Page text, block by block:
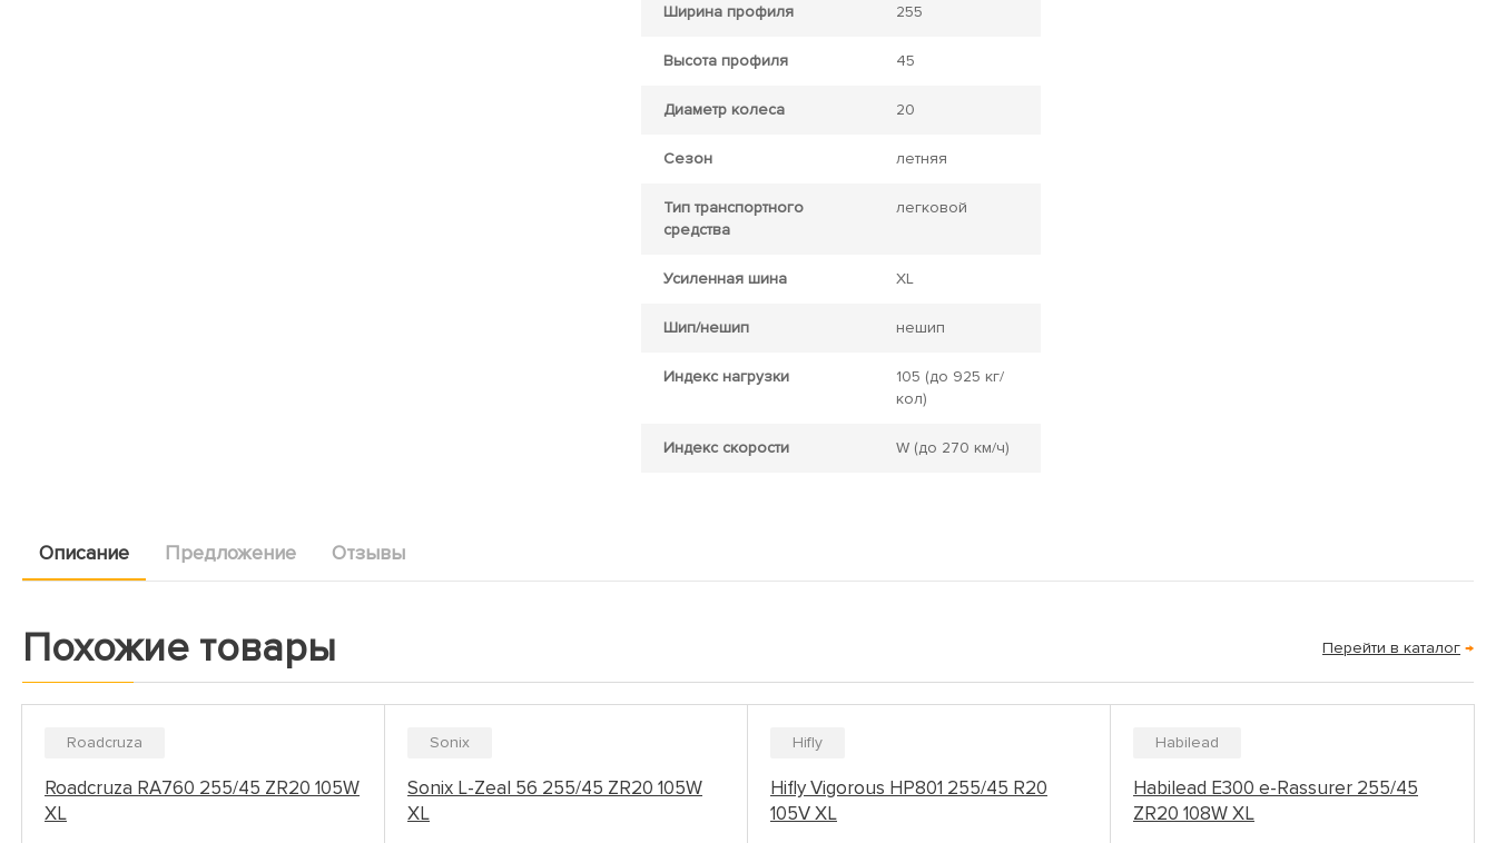
Ширина профиля 255
Высота профиля 45
Диаметр колеса 20
Сезон летняя
Тип транспортного
средства
легковой
Усиленная шина XL
Шип/нешип нешип
Индекс нагрузки 105 (до 925 кг/
кол)
Индекс скорости W(до 270 км/ч)
Описание Предложение Отзывы
Похожие товары Перейти в каталог →
Roadcruza
Roadcruza RA760 255/45 ZR20 105W
XL
Sonix
Sonix L-Zeal 56 255/45 ZR20 105W
XL
Hifly
Hifly Vigorous HP801 255/45 R20
105V XL
Habilead
Habilead E300 e-Rassurer 255/45
ZR20 108W XL